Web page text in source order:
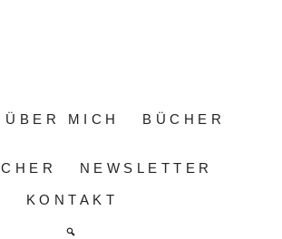
ÜBER MICH BÜCHER
NEWSLETTER
KONTAKT